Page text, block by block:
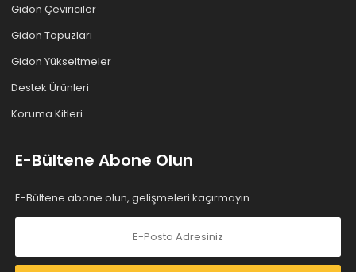
Gidon Çeviriciler
Gidon Topuzları
Gidon Yükseltmeler
Destek Ürünleri
Koruma Kitleri
E-Bültene Abone Olun
E-Bültene abone olun, gelişmeleri kaçırmayın